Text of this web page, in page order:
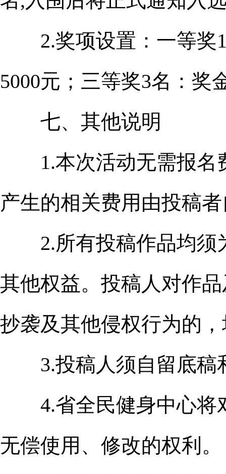
2.奖项设置：一等奖1
5000元；三等奖3名：奖
七、其他说明
1.本次活动无需报名
产生的相关费用由投稿
2.所有投稿作品均须
其他权益。投稿人对作
抄袭及其他侵权行为的
3.投稿人须自留底稿
4.省全民健身中心将
无偿使用、修改的权利。